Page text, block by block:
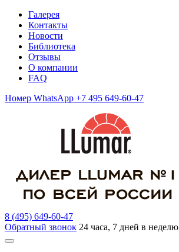
Галерея
Контакты
Новости
Библиотека
Отзывы
О компании
FAQ
Номер WhatsApp +7 495 649-60-47
8 (495) 649-60-47
Обратный звонок 24 часа, 7 дней в неделю